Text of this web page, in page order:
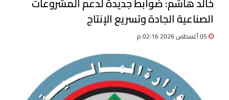
الصناعية الجادة وتسريع الإنتاج